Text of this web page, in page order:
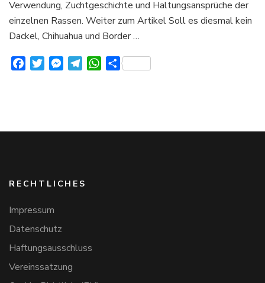
Charakter
und
Verhalten
Verwendung, Zuchtgeschichte und Haltungsansprüche der
einzelnen Rassen. Weiter zum Artikel Soll es diesmal kein
Dackel, Chihuahua und Border …
FacebookTwitterMessenger
TelegramWhatsApp
Teilen
RECHTLICHES
Impressum
Datenschutz
Haftungsausschluss
Vereinssatzung